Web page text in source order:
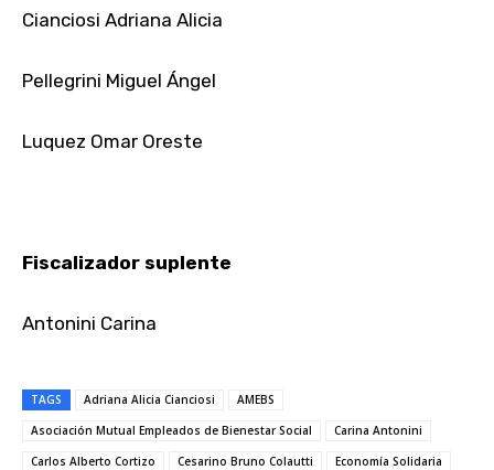
Cianciosi Adriana Alicia
Pellegrini Miguel Ángel
Luquez Omar Oreste
Fiscalizador suplente
Antonini Carina
TAGS Adriana Alicia Cianciosi
AMEBS
Asociación Mutual Empleados de Bienestar Social
Carina Antonini
Carlos Alberto Cortizo
Cesarino Bruno Colautti
Economía Solidaria